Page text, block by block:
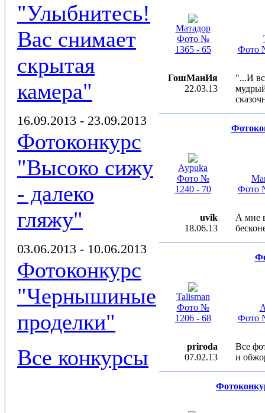
"Улыбнитесь!
Вас снимает
скрытая
камера"
16.09.2013 - 23.09.2013
Фотоконкурс
"Высоко сижу
- далеко
гляжу"
03.06.2013 - 10.06.2013
Фотоконкурс
"Чернышиные
проделки"
Все конкурсы
Матадор
Фото №
1365 - 65
Фото
ГошМанИя
22.03.13
"...И
Aypuka
Фото №
1240 - 70
Фото
uvik
18.06.13
А мне
Talisman
Фото №
1206 - 68
Фото
priroda
07.02.13
Все
и